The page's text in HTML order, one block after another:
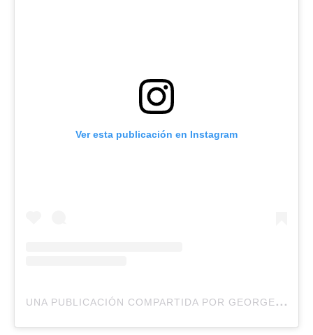
Ver esta publicación en Instagram
U
NA PUBLICACIÓN COMPARTIDA POR GEORGE BORDACHAR SOTOMAYOR (@GEORGEBORDACHAR)